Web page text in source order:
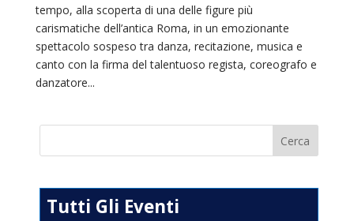
tempo, alla scoperta di una delle figure più
carismatiche dell’antica Roma, in un emozionante
spettacolo sospeso tra danza, recitazione, musica e
canto con la firma del talentuoso regista, coreografo e
danzatore...
Tutti Gli Eventi